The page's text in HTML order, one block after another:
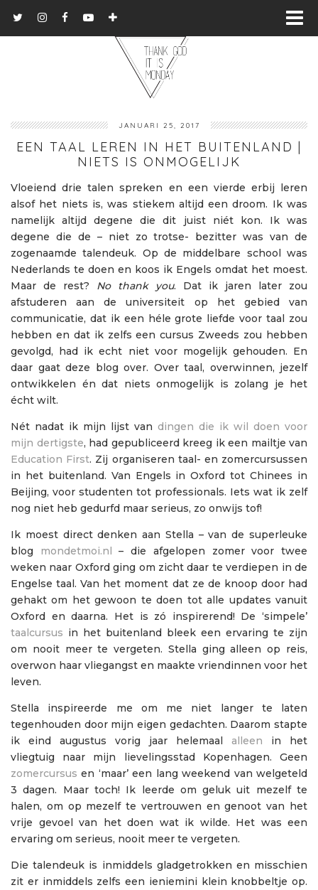
JANUARI 25, 2017
EEN TAAL LEREN IN HET BUITENLAND |
NIETS IS ONMOGELIJK
Vloeiend drie talen spreken en een vierde erbij leren
alsof het niets is, was stiekem altijd een droom. Ik was
namelijk altijd degene die dit juist niét kon. Ik was
degene die de – niet zo trotse- bezitter was van de
zogenaamde talendeuk. Op de middelbare school was
Nederlands te doen en koos ik Engels omdat het moest.
Maar de rest? No thank you. Dat ik jaren later zou
afstuderen aan de universiteit op het gebied van
communicatie, dat ik een héle grote liefde voor taal zou
hebben en dat ik zelfs een cursus Zweeds zou hebben
gevolgd, had ik echt niet voor mogelijk gehouden. En
daar gaat deze blog over. Over taal, overwinnen, jezelf
ontwikkelen én dat niets onmogelijk is zolang je het
écht wilt.
Nét nadat ik mijn lijst van dingen die ik wil doen voor
mijn dertigste, had gepubliceerd kreeg ik een mailtje van
Education First. Zij organiseren taal- en zomercursussen
in het buitenland. Van Engels in Oxford tot Chinees in
Beijing, voor studenten tot professionals. Iets wat ik zelf
nog niet heb gedurfd maar serieus, zo onwijs tof!
Ik moest direct denken aan Stella – van de superleuke
blog mondetmoi.nl – die afgelopen zomer voor twee
weken naar Oxford ging om zicht daar te verdiepen in de
Engelse taal. Van het moment dat ze de knoop door had
gehakt om het gewoon te doen tot alle updates vanuit
Oxford en daarna. Het is zó inspirerend! De ‘simpele’
taalcursus in het buitenland bleek een ervaring te zijn
om nooit meer te vergeten. Stella ging alleen op reis,
overwon haar vliegangst en maakte vriendinnen voor het
leven.
Stella inspireerde me om me niet langer te laten
tegenhouden door mijn eigen gedachten. Daarom stapte
ik eind augustus vorig jaar helemaal alleen in het
vliegtuig naar mijn lievelingsstad Kopenhagen. Geen
zomercursus en ‘maar’ een lang weekend van welgeteld
3 dagen. Maar toch! Ik leerde om geluk uit mezelf te
halen, om op mezelf te vertrouwen en genoot van het
vrije gevoel van het doen wat ik wilde. Het was een
ervaring om serieus, nooit meer te vergeten.
Die talendeuk is inmiddels gladgetrokken en misschien
zit er inmiddels zelfs een ieniemini klein knobbeltje op.